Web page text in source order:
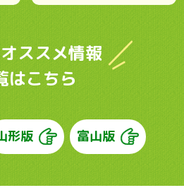
ススメ情報
はこちら
形版 富山版